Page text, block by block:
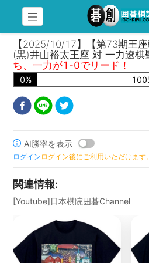
【2025/10/17】【第73期王座
(黒)井山裕太王座 対 一力遼棋
ち、一力が1-0でリード！
0% 100
AI勝率を表示
ログイン ログイン後にご利用いただけます。
関連情報:
[Youtube]日本棋院囲碁Channel